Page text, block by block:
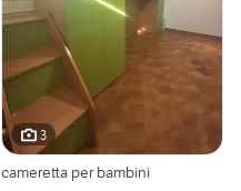
3
cameretta per bambini